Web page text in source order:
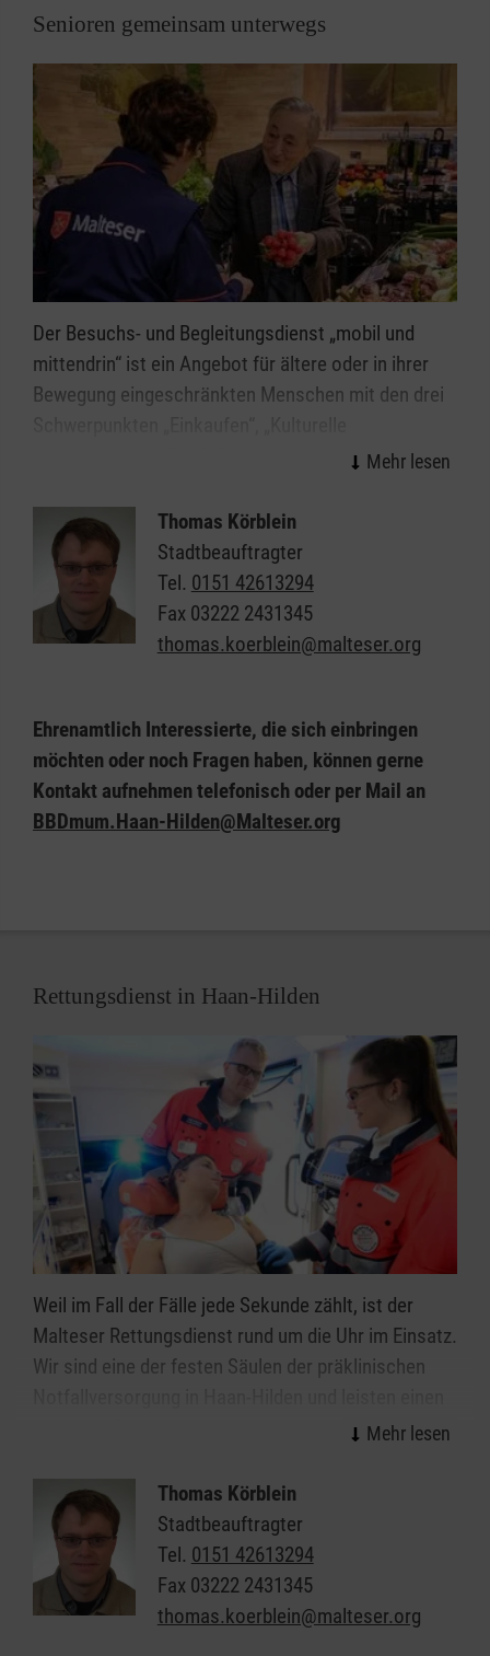
Senioren gemeinsam unterwegs
Der Besuchs- und Begleitungsdienst „mobil und
mittendrin“ ist ein Angebot für ältere oder in ihrer
Bewegung eingeschränkten Menschen mit den drei
Veranstaltungen“ und „Besuche zu Hause“. Die
Dienst ab Herbst anbieten und suchen derzeit
weitere Menschen, die sich engagieren möchten.
Ehrenamtliche Helferinnen und Helfer der Malteser
begleiten und unterstützen die Gäste an
festgelegten Terminen beim Einkaufen in
kulturellen Veranstaltungen oder besuchen sie auf
Wunsch regelmäßig zu Hause, um gemeinsam
Freizeit zu verbringen. Für die ersten beiden
Schwerpunkte werden die Gäste mit einem Malteser
Kontakt aufnehmen telefonisch oder per Mail an
Thomas Körblein
Stadtbeauftragter
Tel. 0151 42613294
Fax 03222 2431345
thomas.koerblein@malteser.org
Ehrenamtlich Interessierte, die sich einbringen
möchten oder noch Fragen haben, können gerne
Kontakt aufnehmen telefonisch oder per Mail an
BBDmum.Haan-Hilden@Malteser.org
Rettungsdienst in Haan-Hilden
Weil im Fall der Fälle jede Sekunde zählt, ist der
Malteser Rettungsdienst rund um die Uhr im Einsatz.
Wir sind eine der festen Säulen der präklinischen
wichtigen Beitrag für eine optimale Versorgung von
Als einer der größten Arbeitgeber am Markt bieten
die Malteser attraktive Bedingungen für unsere
Mitarbeiterinnen und Mitarbeiter und vielfältige
Chancen für alle, die eine berufliche Perspektive im
Rettungsdienst suchen.
Thomas Körblein
Stadtbeauftragter
Tel. 0151 42613294
Fax 03222 2431345
thomas.koerblein@malteser.org